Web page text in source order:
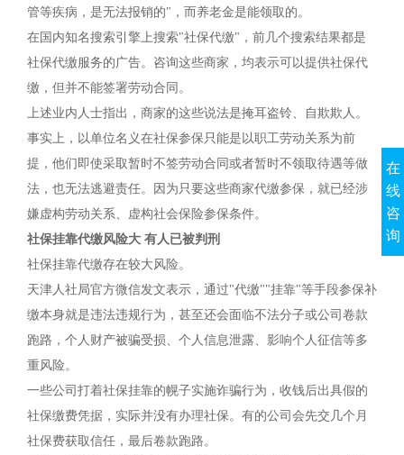
管等疾病，是无法报销的"，而养老金是能领取的。
在国内知名搜索引擎上搜索"社保代缴"，前几个搜索结果都是
社保代缴服务的广告。咨询这些商家，均表示可以提供社保代
缴，但并不能签署劳动合同。
上述业内人士指出，商家的这些说法是掩耳盗铃、自欺欺人。
事实上，以单位名义在社保参保只能是以职工劳动关系为前
提，他们即使采取暂时不签劳动合同或者暂时不领取待遇等做
法，也无法逃避责任。因为只要这些商家代缴参保，就已经涉
嫌虚构劳动关系、虚构社会保险参保条件。
社保挂靠代缴风险大 有人已被判刑
社保挂靠代缴存在较大风险。
天津人社局官方微信发文表示，通过"代缴""挂靠"等手段参保补
缴本身就是违法违规行为，甚至还会面临不法分子或公司卷款
跑路，个人财产被骗受损、个人信息泄露、影响个人征信等多
重风险。
一些公司打着社保挂靠的幌子实施诈骗行为，收钱后出具假的
社保缴费凭据，实际并没有办理社保。有的公司会先交几个月
社保费获取信任，最后卷款跑路。
在
线
咨
询